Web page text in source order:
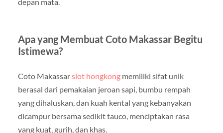
Apa yang Membuat Coto Makassar Begitu
Istimewa?
Coto Makassarslot hongkongmemiliki sifat unik
berasal dari pemakaian jeroan sapi, bumbu rempah
yang dihaluskan, dan kuah kental yang kebanyakan
dicampur bersama sedikit tauco, menciptakan rasa
yang kuat, gurih, dan khas.